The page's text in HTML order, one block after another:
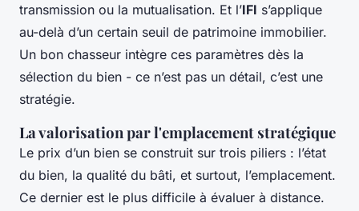
transmission ou la mutualisation. Et l’IFI s’applique
au-delà d’un certain seuil de patrimoine immobilier.
Un bon chasseur intègre ces paramètres dès la
sélection du bien - ce n’est pas un détail, c’est une
stratégie.
La valorisation par l'emplacement stratégique
Le prix d’un bien se construit sur trois piliers : l’état
du bien, la qualité du bâti, et surtout, l’emplacement.
Ce dernier est le plus difficile à évaluer à distance.